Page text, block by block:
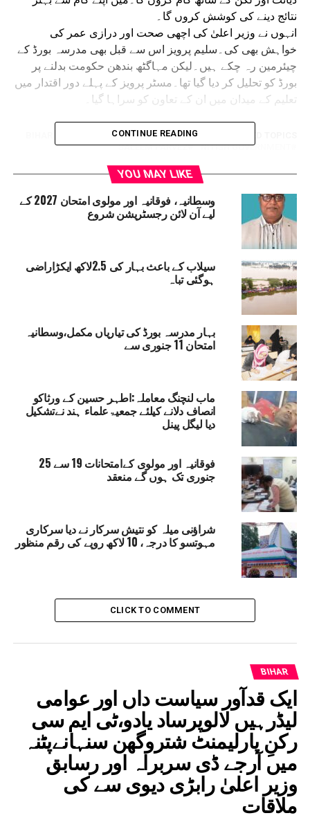
نتائج دینے کی کوشش کروں گا۔
انہوں نے وزیر اعلیٰ کی اچھی صحت اور درازی عمر کی
خواہش بھی کی۔سلیم پرویز اس سے قبل بھی مدرسہ بورڈ کے
چیئرمین رہ چکے ہیں۔لیکن مہاگٹھ بندھن حکومت بدلنے پر
بورڈ کو تحلیل کر دیا گیا تھا۔مسٹر پرویز کے پہلے دور اقتدار میں
تعلیم کے میدان میں ان کے تعاون کو سراہا گیا۔
BIHAR STATE MADRASA EDUCATION BOARD
NITISH GOVERNMENT
SALEEM PARVEZ
UP
جن شکتی پارٹی (آر) کی سارن ضلع سطحی میٹنگ کا
DON'T MISS
ڈی ایم اور ایس پی نے ای وی ایم گودام کا کیا معائنہ
CONTINUE READING
YOU MAY LIKE
وسطانیہ، فوقانیہ اور مولوی امتحان 2027 کے
لیے آن لائن رجسٹریشن شروع
سیلاب کے باعث بہار کی 2.5لاکھ ایکڑاراضی
ہوگئی تباہ
بہار مدرسہ بورڈ کی تیاریاں مکمل،وسطانیہ
امتحان 11 جنوری سے
ماب لنچنگ معاملہ:اطہر حسین کے ورثاکو
انصاف دلانے کیلئے جمعیۃعلماء ہند نےتشکیل
دیا لیگل پینل
فوقانیہ اور مولوی کےامتحانات 19 سے 25
جنوری تک ہوں گے منعقد
شراؤنی میلہ کو نتیش سرکار نے دیا سرکاری
مہوتسو کا درجہ، 10 لاکھ روپے کی رقم منظور
CLICK TO COMMENT
BIHAR
ایک قدآور سیاست داں اور عوامی
لیڈرہیں لالوپرساد یادو،ٹی ایم سی
رکنِ پارلیمنٹ شتروگھن سنہانےپٹنہ
میں آرجے ڈی سربراہ اور رسابق
وزیر اعلیٰ رابڑی دیوی سے کی
ملاقات